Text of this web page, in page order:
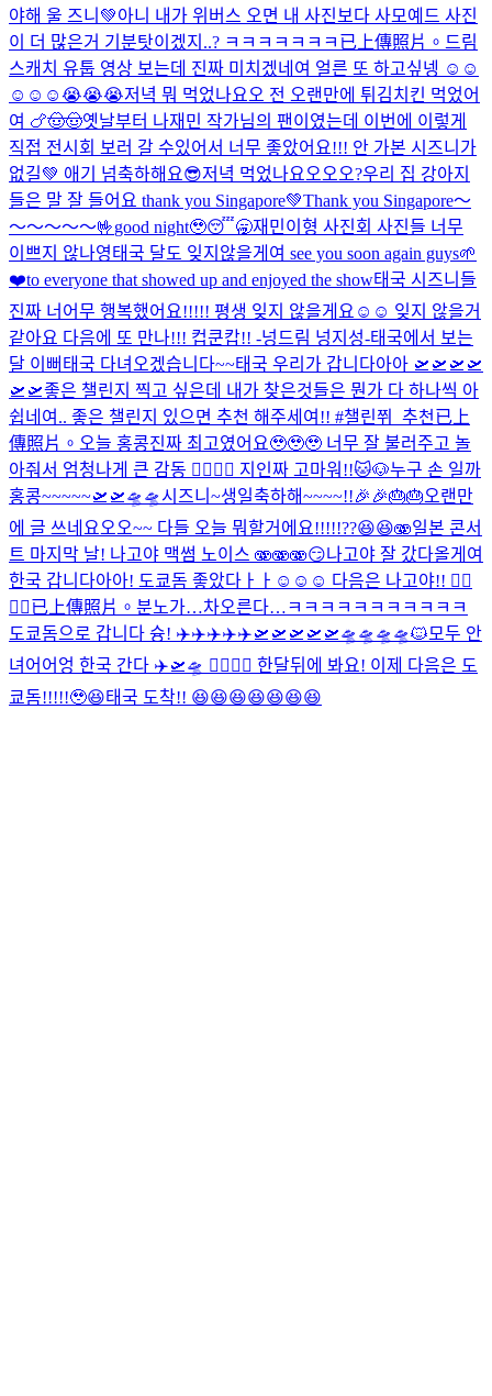
야해 울 즈니💚아니 내가 위버스 오면 내 사진보다 사모예드 사진
이 더 많은거 기분탓이겠지..? ㅋㅋㅋㅋㅋㅋㅋ 已上傳照片。 드림
스캐치 유툽 영상 보는데 진짜 미치겠네여 얼른 또 하고싶넹 ☺️☺️
☺️☺️☺️😭😭😭저녁 뭐 먹었나요오 전 오랜만에 튀김치킨 먹었어
여 🍗🤠🤠옛날부터 나재민 작가님의 팬이였는데 이번에 이렇게
직접 전시회 보러 갈 수있어서 너무 좋았어요!!! 안 가본 시즈니가
없길💚 애기 넘축하해요😎저녁 먹었나요오오오?우리 집 강아지
들은 말 잘 들어요 thank you Singapore💚Thank you Singapore～
～～～～～🤟good night🥹😴🥱재민이형 사진회 사진들 너무
이쁘지 않나영태국 달도 잊지않을게여 see you soon again guys🌱
❤️to everyone that showed up and enjoyed the show태국 시즈니들
진짜 너어무 행복했어요!!!!! 평생 잊지 않을게요☺️☺️ 잊지 않을거
같아요 다음에 또 만나!!! 컵쿤캅!! -넝드림 넝지성-태국에서 보는
달 이뻐 태국 다녀오겠습니다~~태국 우리가 갑니다아아 🛫🛫🛫🛫
🛫🛫좋은 챌린지 찍고 싶은데 내가 찾은것들은 뭔가 다 하나씩 아
쉽네여.. 좋은 챌린지 있으면 추천 해주세여!! #챌린쮜_추천已上
傳照片。 오늘 홍콩진짜 최고였어요🥹🥹🥹 너무 잘 불러주고 놀
아줘서 엄청나게 큰 감동 🙂‍↕️🙂‍↕️ 지인짜 고마워!!🐱🐶누구 손 일까
홍콩~~~~~🛫🛫🛸🛸 시즈니~생일축하해~~~~!!🎉🎉🎂🎂오랜만
에 글 쓰네요오오~~ 다들 오늘 뭐할거에요!!!!!??😆😆🫨일본 콘서
트 마지막 날! 나고야 맥썸 노이스 🫨🫨🫨😏나고야 잘 갔다올게여
한국 갑니다아아! 도쿄돔 좋았다ㅏㅏ☺️☺️☺️ 다음은 나고야!! 🙂‍↕️
🙂‍↕️已上傳照片。 분노가…차오른다…ㅋㅋㅋㅋㅋㅋㅋㅋㅋㅋㅋ
도쿄돔으로 갑니다 슝! ✈️✈️✈️✈️✈️🛫🛫🛫🛫🛫🛸🛸🛸🛸🐱모두 안
녀어어엉 한국 간다 ✈️🛫🛸 🙂‍↕️🙂‍↕️ 한달뒤에 봐요! 이제 다음은 도
쿄돔!!!!!🥹😆태국 도착!! 😆😆😆😆😆😆😆